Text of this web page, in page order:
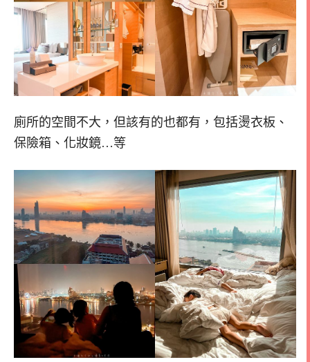
廁所的空間不大，但該有的也都有，包括燙衣板、
保險箱、化妝鏡…等